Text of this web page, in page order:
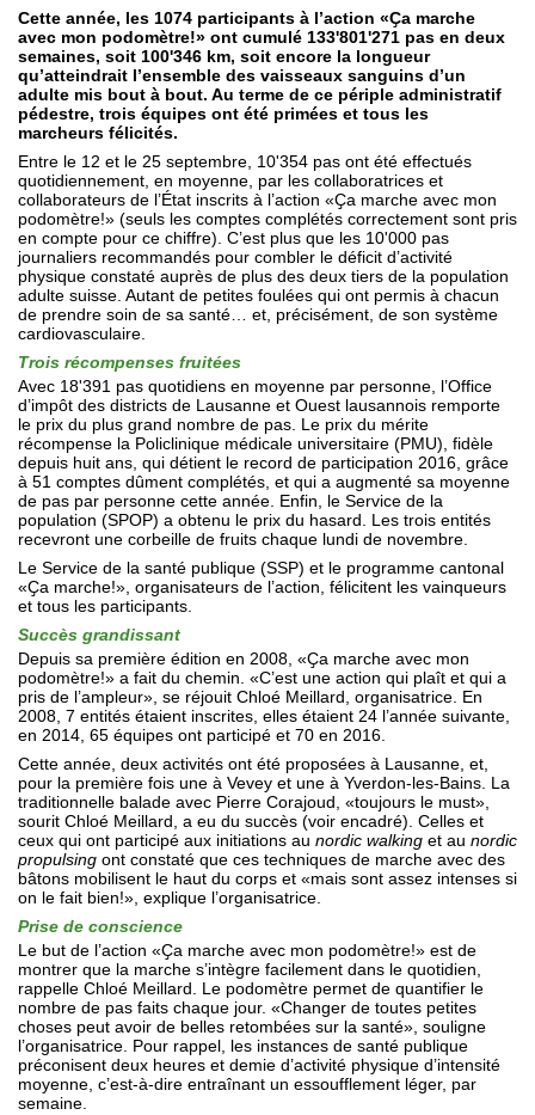
Cette année, les 1074 participants à l’action «Ҫa marche
avec mon podomètre!» ont cumulé 133'801'271 pas en deux
semaines, soit 100'346 km, soit encore la longueur
qu’atteindrait l’ensemble des vaisseaux sanguins d’un
adulte mis bout à bout. Au terme de ce périple administratif
pédestre, trois équipes ont été primées et tous les
marcheurs félicités.
Entre le 12 et le 25 septembre, 10'354 pas ont été effectués
quotidiennement, en moyenne, par les collaboratrices et
collaborateurs de l’État inscrits à l’action «Ҫa marche avec mon
podomètre!» (seuls les comptes complétés correctement sont pris
en compte pour ce chiffre). C’est plus que les 10'000 pas
journaliers recommandés pour combler le déficit d’activité
physique constaté auprès de plus des deux tiers de la population
adulte suisse. Autant de petites foulées qui ont permis à chacun
de prendre soin de sa santé… et, précisément, de son système
cardiovasculaire.
Trois récompenses fruitées
Avec 18'391 pas quotidiens en moyenne par personne, l’Office
d’impôt des districts de Lausanne et Ouest lausannois remporte
le prix du plus grand nombre de pas. Le prix du mérite
récompense la Policlinique médicale universitaire (PMU), fidèle
depuis huit ans, qui détient le record de participation 2016, grâce
à 51 comptes dûment complétés, et qui a augmenté sa moyenne
de pas par personne cette année. Enfin, le Service de la
population (SPOP) a obtenu le prix du hasard. Les trois entités
recevront une corbeille de fruits chaque lundi de novembre.
Le Service de la santé publique (SSP) et le programme cantonal
«Ҫa marche!», organisateurs de l’action, félicitent les vainqueurs
et tous les participants.
Succès grandissant
Depuis sa première édition en 2008, «Ҫa marche avec mon
podomètre!» a fait du chemin. «C’est une action qui plaît et qui a
pris de l’ampleur», se réjouit Chloé Meillard, organisatrice. En
2008, 7 entités étaient inscrites, elles étaient 24 l’année suivante,
en 2014, 65 équipes ont participé et 70 en 2016.
Cette année, deux activités ont été proposées à Lausanne, et,
pour la première fois une à Vevey et une à Yverdon-les-Bains. La
traditionnelle balade avec Pierre Corajoud, «toujours le must»,
sourit Chloé Meillard, a eu du succès (voir encadré). Celles et
ceux qui ont participé aux initiations au nordic walking et au nordic
propulsing ont constaté que ces techniques de marche avec des
bâtons mobilisent le haut du corps et «mais sont assez intenses si
on le fait bien!», explique l’organisatrice.
Prise de conscience
Le but de l’action «Ҫa marche avec mon podomètre!» est de
montrer que la marche s’intègre facilement dans le quotidien,
rappelle Chloé Meillard. Le podomètre permet de quantifier le
nombre de pas faits chaque jour. «Changer de toutes petites
choses peut avoir de belles retombées sur la santé», souligne
l’organisatrice. Pour rappel, les instances de santé publique
préconisent deux heures et demie d’activité physique d’intensité
moyenne, c’est-à-dire entraînant un essoufflement léger, par
semaine.